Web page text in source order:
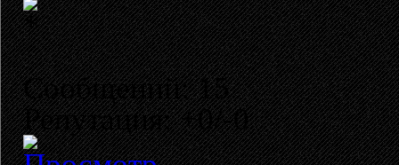
Сообщений: 15
Репутация: +0/-0